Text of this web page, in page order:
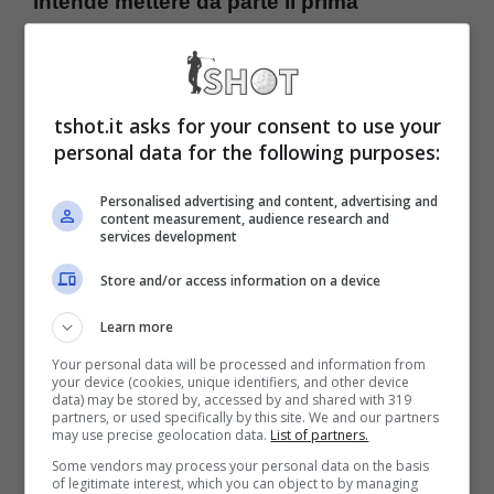
Ferrari, Vasseur suona la
carica: Leclerc e Sainz
avvisati
Si aspetta un grande cambio di passo
durante il weekend austriaco,
usa come al solito giri di parolenel
descrivere il momento complicato della
Ferrari. Si aspettava di più sia da Montreal
che da Barcellona e non è stato
tshot.it asks for your consent to use your
personal data for the following purposes:
Personalised advertising and content, advertising and
content measurement, audience research and
services development
Store and/or access information on a device
Learn more
Your personal data will be processed and information from
your device (cookies, unique identifiers, and other device
data) may be stored by, accessed by and shared with 319
partners, or used specifically by this site. We and our partners
may use precise geolocation data. List of partners.
Some vendors may process your personal data on the basis
of legitimate interest, which you can object to by managing